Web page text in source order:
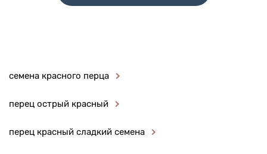
семена красного перца
перец острый красный
перец красный сладкий семена